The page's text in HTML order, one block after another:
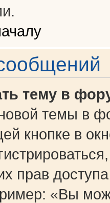
тему в
темы в
кнопке в
прав
«Вы